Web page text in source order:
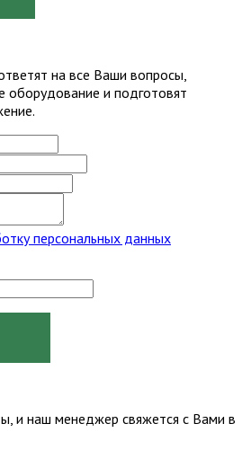
на все Ваши вопросы,
и подготовят
персональных данных
и наш менеджер свяжется с Вами в